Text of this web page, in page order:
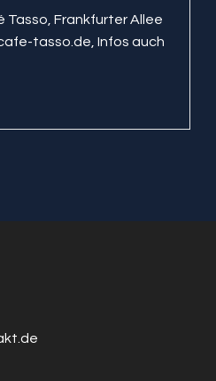
Tasso, Frankfurter Allee
tasso.de, Infos auch